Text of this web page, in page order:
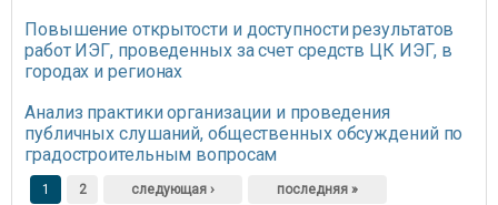
Повышение открытости и доступности результатов
работ ИЭГ, проведенных за счет средств ЦК ИЭГ, в
городах и регионах
Анализ практики организации и проведения
публичных слушаний, общественных обсуждений по
градостроительным вопросам
Страницы
1 2 следующая › последняя »